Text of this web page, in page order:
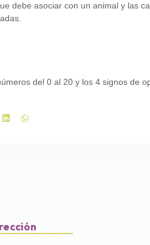
debe asociar con un animal y las
del 0 al 20 y los 4 signos de